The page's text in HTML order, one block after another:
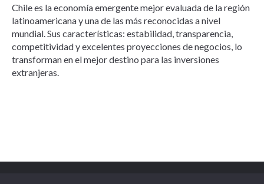
Chile es la economía emergente mejor evaluada de la región
latinoamericana y una de las más reconocidas a nivel
mundial. Sus características: estabilidad, transparencia,
competitividad y excelentes proyecciones de negocios, lo
transforman en el mejor destino para las inversiones
extranjeras.